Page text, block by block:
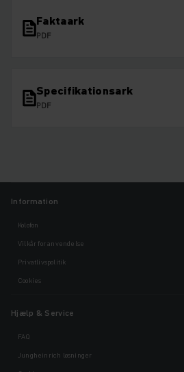
Faktaark
PDF
Specifikationsark
PDF
Information
Kolofon
Vilkår for anvendelse
Privatlivspolitik
Cookies
Hjælp & Service
FAQ
Jungheinrich løsninger